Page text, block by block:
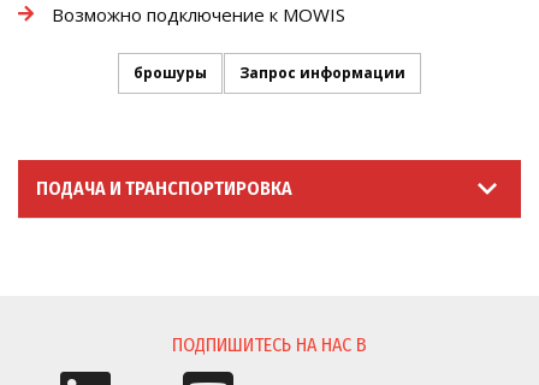
Возможно подключение к MOWIS
брошуры Запрос информации
ПОДАЧА И ТРАНСПОРТИРОВКА
ПОДПИШИТЕСЬ НА НАС В